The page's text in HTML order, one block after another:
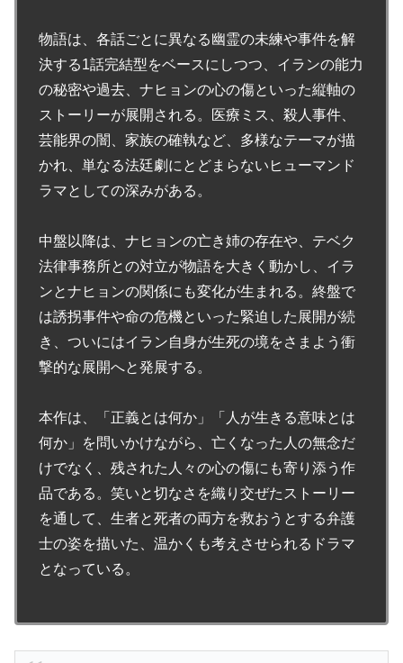
物語は、各話ごとに異なる幽霊の未練や事件を解
決する1話完結型をベースにしつつ、イランの能力
の秘密や過去、ナヒョンの心の傷といった縦軸の
ストーリーが展開される。医療ミス、殺人事件、
芸能界の闇、家族の確執など、多様なテーマが描
かれ、単なる法廷劇にとどまらないヒューマンド
ラマとしての深みがある。
中盤以降は、ナヒョンの亡き姉の存在や、テベク
法律事務所との対立が物語を大きく動かし、イラ
ンとナヒョンの関係にも変化が生まれる。終盤で
は誘拐事件や命の危機といった緊迫した展開が続
き、ついにはイラン自身が生死の境をさまよう衝
撃的な展開へと発展する。
本作は、「正義とは何か」「人が生きる意味とは
何か」を問いかけながら、亡くなった人の無念だ
けでなく、残された人々の心の傷にも寄り添う作
品である。笑いと切なさを織り交ぜたストーリー
を通して、生者と死者の両方を救おうとする弁護
士の姿を描いた、温かくも考えさせられるドラマ
となっている。